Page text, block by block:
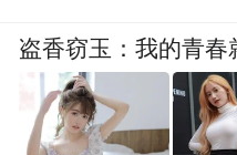
盗香窃玉：我的青春